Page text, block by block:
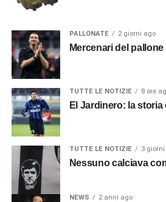
PALLONATE 2 giorni ago
Mercenari del pallone
TUTTE LE NOTIZIE 8 ore
El Jardinero: la
TUTTE LE NOTIZIE 3
Nessuno calciava
NEWS 2 anni ago